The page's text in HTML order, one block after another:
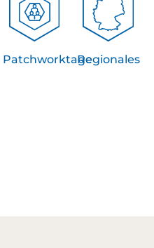
PatchworktageRegionales